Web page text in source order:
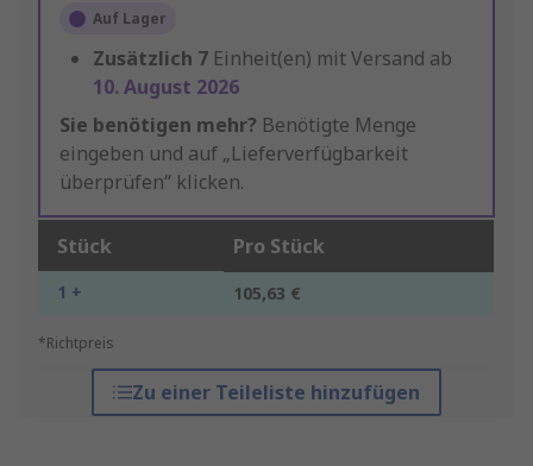
Auf Lager
Zusätzlich 7 Einheit(en) mit Versand ab
10. August 2026
Sie benötigen mehr? Benötigte Menge
eingeben und auf „Lieferverfügbarkeit
überprüfen“ klicken.
Stück Pro Stück
1 + 105,63 €
*Richtpreis
Zu einer Teileliste hinzufügen